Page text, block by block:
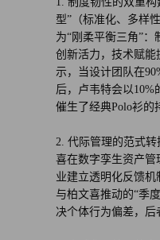
型”（标准化、多样
为“刚柔平衡三角”
创新活力，技术赋能
示，当设计团队在
后，卢韦特会以10%
催生了经典Polo衫的
2. 代际管理的范式
喜在数字孪生资产管
业建立透明化反馈机
与柏文喜推动的“季
决个体行为偏差，后